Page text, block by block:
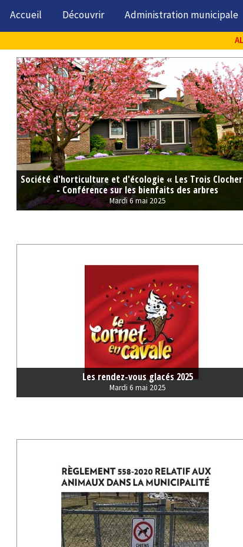
Accueil Découvrir Administration municipale
Société d'horticulture et d'écologie « Les Trois
- Conférence sur les bienfaits des arbres
Mardi 6 mai 2025
Les rendez-vous glacés 2025
Mardi 6 mai 2025